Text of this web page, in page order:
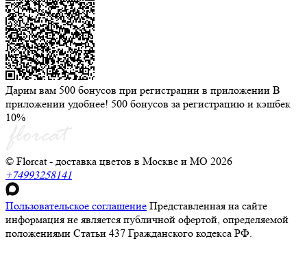
Дарим вам 500 бонусов при регистрации в приложении В
приложении удобнее! 500 бонусов за регистрацию и кэшбек
10%
© Florcat - доставка цветов в Москве и МО 2026
+74993258141
Пользовательское соглашение Представленная на сайте
информация не является публичной офертой, определяемой
положениями Статьи 437 Гражданского кодекса РФ.